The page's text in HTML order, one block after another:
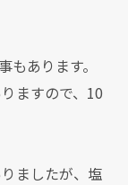
あります。
ますので、10
ましたが、塩